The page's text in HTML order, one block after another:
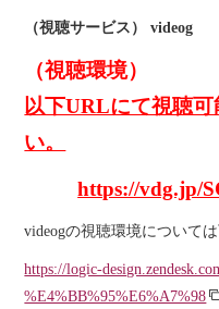
（視聴サービス）videog
（視聴環境）
以下URLにて視聴
い。
https://vdg.jp/
videogの視聴環境について
https://logic-
%E4%BB%95%E6%A7%98